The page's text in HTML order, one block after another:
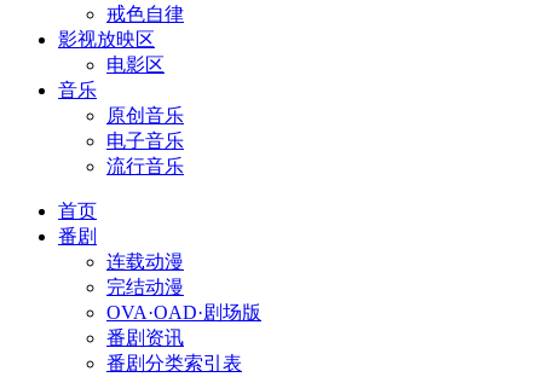
戒色自律
影视放映区
电影区
音乐
原创音乐
电子音乐
流行音乐
首页
番剧
连载动漫
完结动漫
OVA·OAD·剧场版
番剧资讯
番剧分类索引表